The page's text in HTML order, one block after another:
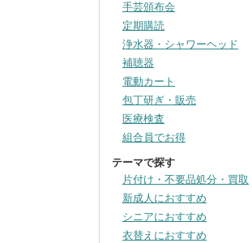
手芸頒布会
定期購読
浄水器・シャワーヘッド
補聴器
電動カート
包丁研ぎ・販売
医療検査
組合員でお得
テーマで探す
片付け・不要品処分・買取
新成人におすすめ
シニアにおすすめ
衣替えにおすすめ